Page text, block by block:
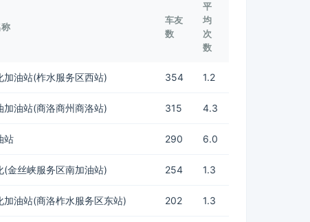
车友
数
平
均
次
数
加油站(柞水服务区西站) 354 1.2
加油站(商洛商州商洛站) 315 4.3
站 290 6.0
(金丝峡服务区南加油站) 254 1.3
加油站(商洛柞水服务区东站) 202 1.3